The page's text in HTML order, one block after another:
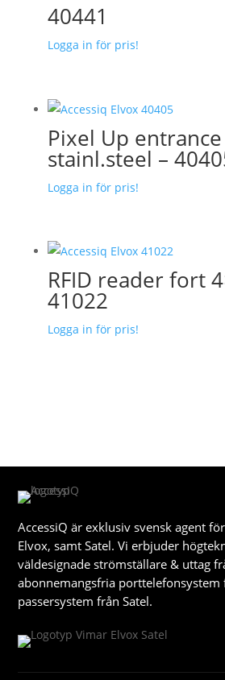
40441
Logga in för pris!
Pixel Up
stainl.steel –
Logga in för pris!
RFID reader fort
41022
Logga in för pris!
AccessiQ är exklusiv svensk agent
Elvox, samt Satel. Vi erbjuder
väldesignade strömställare & uttag
abonnemangsfria porttelefonsystem
passersystem från Satel.